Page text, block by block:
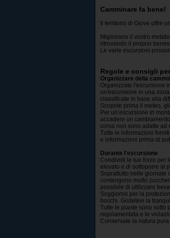
Camminare fa bene!
Il territorio di Giove offre
Migliorano il vostro
ritrovando il proprio
Le varie escursioni
Regole e consigli
Organizzare della
Organizzate l'escursione
un'escursione in una
classificate in base alla
Scoprite prima il meteo,
Per un’escursione in
accadere un
corsa non sono adatte ad
Tutte le informazioni
e informazioni prima di
Durante l'escursione
Condividi le tue forze per
elevato e di sottoporre al
Soprattutto nelle giornate
contengono molto
possibile di utilizzare
Soggiorno per la
boschi. Godetevi la
Tutte le piante sono sotto
regolamentata e le
Conservate la natura